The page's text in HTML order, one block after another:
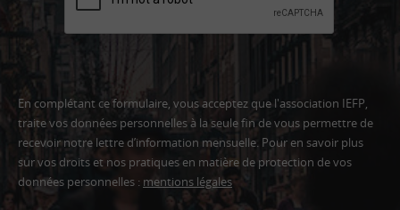
En complétant ce formulaire, vous acceptez que l'association IEFP,
traite vos données personnelles à la seule fin de vous permettre de
recevoir notre lettre d’information mensuelle. Pour en savoir plus
sur vos droits et nos pratiques en matière de protection de vos
données personnelles : mentions légales
Adresse